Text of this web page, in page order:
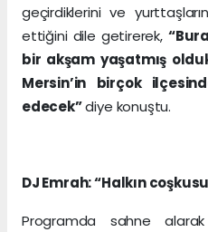
geçirdiklerini ve
ettiğini dile getirerek,
bir akşam yaşatmış
Mersin’in birçok
edecek”diye konuştu.
DJ Emrah: “Halkın
Programda sahne